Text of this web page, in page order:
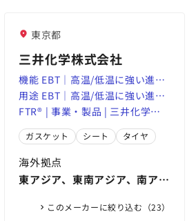
東京都
三井化学株式会社
機能 EBT｜高温/低温に強い進化
系合成ゴム VNB-EPT/EBT｜三井
化学
用途 EBT｜高温/低温に強い進化
系合成ゴム VNB-EPT/EBT｜三井
化学
FTR® | 事業・製品 | 三井化学株
式会社
ガスケット シート タイヤ
海外拠点
東アジア、東南アジア、南アジ
このメーカーに絞り込む（23）